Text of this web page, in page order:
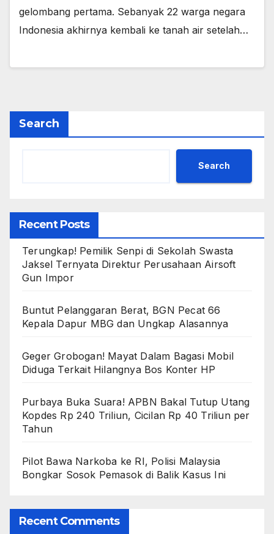
gelombang pertama. Sebanyak 22 warga negara
Indonesia akhirnya kembali ke tanah air setelah…
Search
Search
Recent Posts
Terungkap! Pemilik Senpi di Sekolah Swasta
Jaksel Ternyata Direktur Perusahaan Airsoft
Gun Impor
Buntut Pelanggaran Berat, BGN Pecat 66
Kepala Dapur MBG dan Ungkap Alasannya
Geger Grobogan! Mayat Dalam Bagasi Mobil
Diduga Terkait Hilangnya Bos Konter HP
Purbaya Buka Suara! APBN Bakal Tutup Utang
Kopdes Rp 240 Triliun, Cicilan Rp 40 Triliun per
Tahun
Pilot Bawa Narkoba ke RI, Polisi Malaysia
Bongkar Sosok Pemasok di Balik Kasus Ini
Recent Comments